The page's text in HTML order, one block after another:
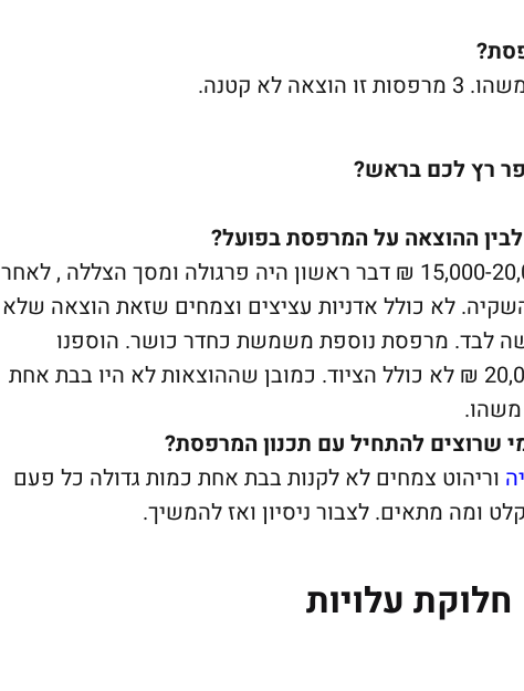
לא קטנה.
רץ לכם בראש?
ההוצאה על המרפסת בפועל?
מרפסת עליונה הסכום נע בין 15,000-20,000 ₪ דבר ראשון היה פרגולה ומסך הצללה , לאחר
לא כולל אדניות עציצים וצמחים שזאת הוצאה שלא
לבד. מרפסת נוספת משמשת כחדר כושר. הוספנו
סגירת חלונות ופרגולה עלה כ- 20,000 ₪ לא כולל הציוד. כמובן שההוצאות לא היו בבת אחת
משהו.
שרוצים להתחיל עם תכנון המרפסת?
וריהוט צמחים לא לקנות בבת אחת כמות גדולה כל פעם
ומה מתאים. לצבור ניסיון ואז להמשיך.
חלוקת עלויות